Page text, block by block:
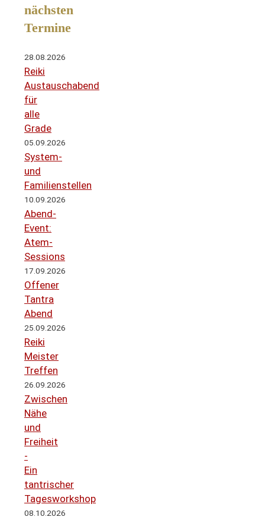
nächsten
Termine
28.08.2026
Reiki
Austauschabend
für
alle
Grade
05.09.2026
System-
und
Familienstellen
10.09.2026
Abend-
Event:
Atem-
Sessions
17.09.2026
Offener
Tantra
Abend
25.09.2026
Reiki
Meister
Treffen
26.09.2026
Zwischen
Nähe
und
Freiheit
-
Ein
tantrischer
Tagesworkshop
08.10.2026